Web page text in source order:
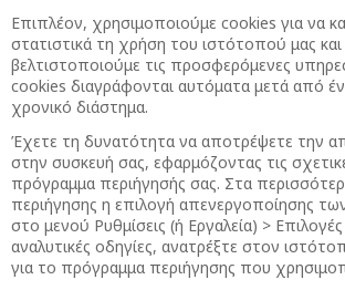
Επιπλέον, χρησιμοποιούμε cookies για να
στατιστικά τη χρήση του ιστότοπού μας
βελτιστοποιούμε τις προσφερόμενες
cookies διαγράφονται αυτόματα μετά από
χρονικό διάστημα.
Έχετε τη δυνατότητα να αποτρέψετε την
στην συσκευή σας, εφαρμόζοντας τις
πρόγραμμα περιήγησής σας. Στα
περιήγησης η επιλογή απενεργοποίησης
στο μενού Ρυθμίσεις (ή Εργαλεία) >
αναλυτικές οδηγίες, ανατρέξτε στον
για το πρόγραμμα περιήγησης που